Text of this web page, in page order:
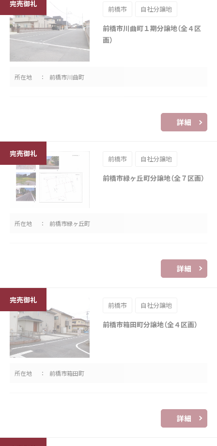
前橋市 自社分譲地
前橋市川曲町１期分譲地（全４区
画）
所在地 前橋市川曲町
詳細
前橋市 自社分譲地
前橋市緑ヶ丘町分譲地（全７区画）
所在地 前橋市緑ヶ丘町
詳細
前橋市 自社分譲地
前橋市箱田町分譲地（全４区画）
所在地 前橋市箱田町
詳細